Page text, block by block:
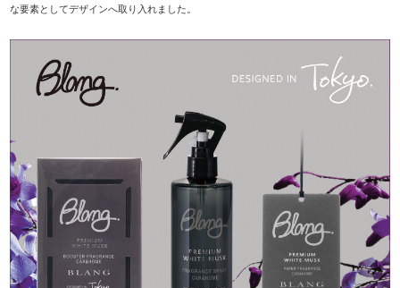
な要素としてデザインへ取り入れました。